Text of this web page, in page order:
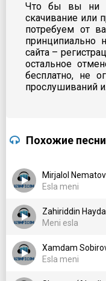
Что бы вы ни
скачивание или
потребуем от
принципиально
сайта –
остальное
бесплатно, не
прослушиваний
Похожие песни
Mirjalol Nematov
Esla meni
Zahiriddin
Meni esla
Xamdam
Esla meni